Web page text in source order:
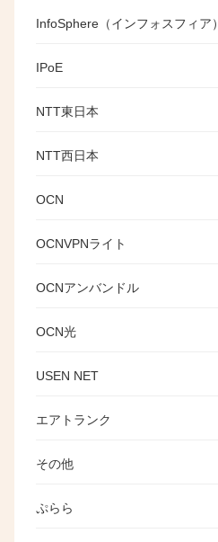
InfoSphere（インフォスフィア）
IPoE
NTT東日本
NTT西日本
OCN
OCNVPNライト
OCNアンバンドル
OCN光
USEN NET
エアトランク
その他
ぷらら